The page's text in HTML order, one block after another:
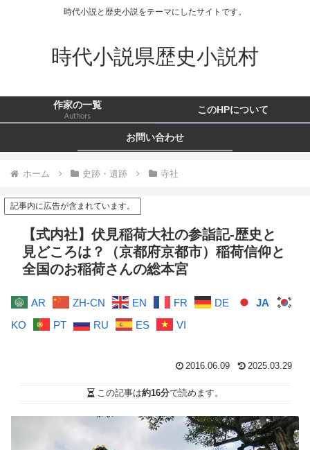
時代小説と歴史小説をテーマにしたサイトです。
時代小説県歴史小説村
作家の一覧
Authors
このHPについて
お問い合わせ
ホーム 史跡・遺跡 寺社
記事内に広告が含まれています。
【式内社】伏見稲荷大社の参詣記-歴史と
見どころは？（京都府京都市）稲荷信仰と
全国のお稲荷さんの総本宮
AR ZH-CN EN FR DE
JA
KO
PT RU ES VI
2016.06.09 2025.03.29
この記事は約16分で読めます。